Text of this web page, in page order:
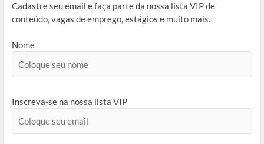
Cadastre seu email e faça parte da nossa lista VIP de
conteúdo, vagas de emprego, estágios e muito mais.
Nome
Inscreva-se na nossa lista VIP